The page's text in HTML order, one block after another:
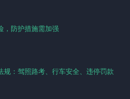
，防护措施需加强
规：驾照路考、行车安全、违停罚款